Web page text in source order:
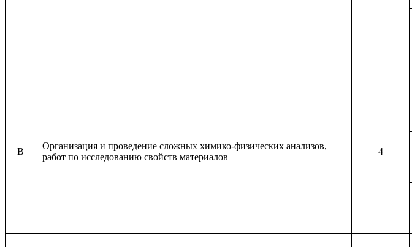
B
Организация и проведение сложных химико-физических анализов,
работ по исследованию свойств материалов
4